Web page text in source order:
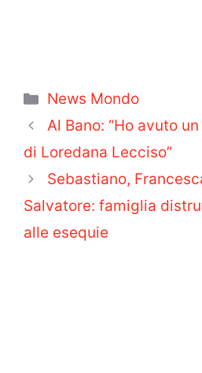
Categorie
News Mondo
Al Bano: “Ho avuto
di Loredana Lecciso”
Sebastiano,
Salvatore: famiglia
alle esequie